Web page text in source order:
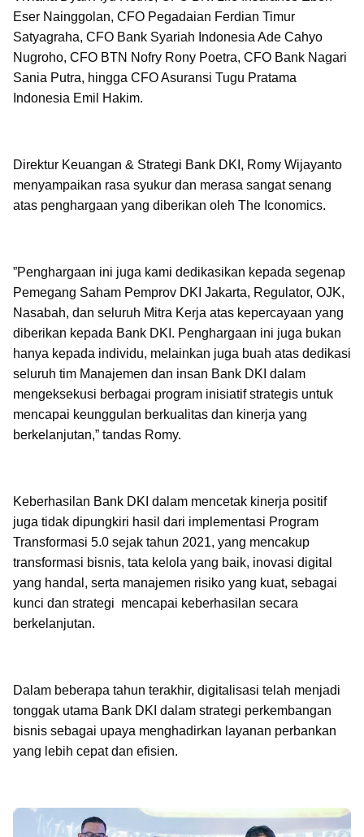
Eser Nainggolan, CFO Pegadaian Ferdian Timur
Satyagraha, CFO Bank Syariah Indonesia Ade Cahyo
Nugroho, CFO BTN Nofry Rony Poetra, CFO Bank Nagari
Sania Putra, hingga CFO Asuransi Tugu Pratama
Indonesia Emil Hakim.
Direktur Keuangan & Strategi Bank DKI, Romy Wijayanto
menyampaikan rasa syukur dan merasa sangat senang
atas penghargaan yang diberikan oleh The Iconomics.
”Penghargaan ini juga kami dedikasikan kepada segenap
Pemegang Saham Pemprov DKI Jakarta, Regulator, OJK,
Nasabah, dan seluruh Mitra Kerja atas kepercayaan yang
diberikan kepada Bank DKI. Penghargaan ini juga bukan
hanya kepada individu, melainkan juga buah atas dedikasi
seluruh tim Manajemen dan insan Bank DKI dalam
mengeksekusi berbagai program inisiatif strategis untuk
mencapai keunggulan berkualitas dan kinerja yang
berkelanjutan,” tandas Romy.
Keberhasilan Bank DKI dalam mencetak kinerja positif
juga tidak dipungkiri hasil dari implementasi Program
Transformasi 5.0 sejak tahun 2021, yang mencakup
transformasi bisnis, tata kelola yang baik, inovasi digital
yang handal, serta manajemen risiko yang kuat, sebagai
kunci dan strategi mencapai keberhasilan secara
berkelanjutan.
Dalam beberapa tahun terakhir, digitalisasi telah menjadi
tonggak utama Bank DKI dalam strategi perkembangan
bisnis sebagai upaya menghadirkan layanan perbankan
yang lebih cepat dan efisien.